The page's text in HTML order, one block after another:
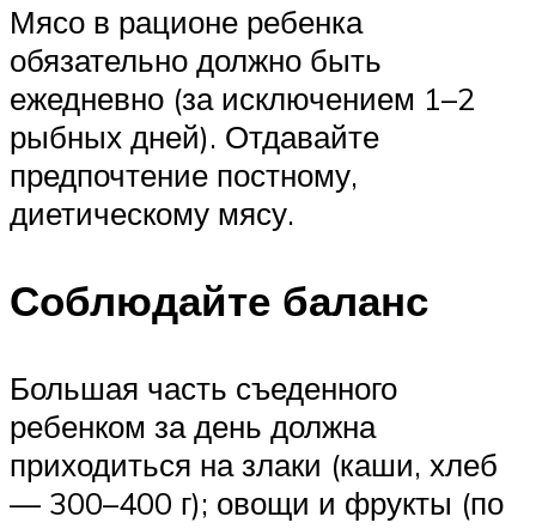
Мясо в рационе ребенка
обязательно должно быть
ежедневно (за исключением 1–2
рыбных дней). Отдавайте
предпочтение постному,
диетическому мясу.
Соблюдайте баланс
Большая часть съеденного
ребенком за день должна
приходиться на злаки (каши, хлеб
— 300–400 г); овощи и фрукты (по